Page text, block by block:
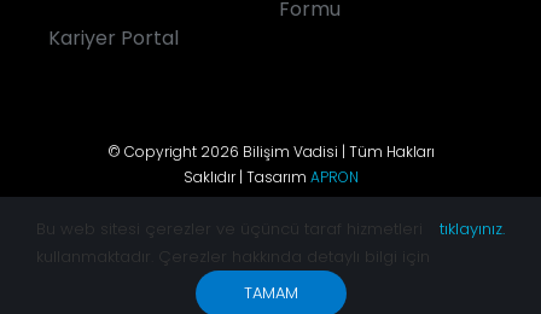
Kariyer Portal
Formu
© Copyright 2026 Bilişim Vadisi | Tüm Hakları
Saklıdır | Tasarım APRON
Bu web sitesi çerezler ve üçüncü taraf hizmetleri
kullanmaktadır. Çerezler hakkında detaylı bilgi için
tıklayınız.
TAMAM